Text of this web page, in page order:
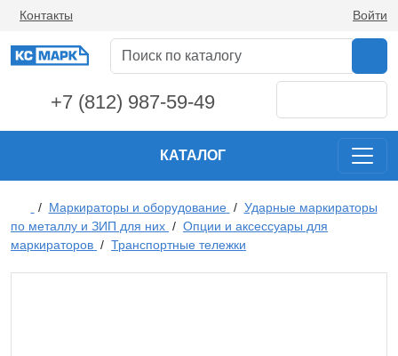
Контакты Войти
+7 (812) 987-59-49
КАТАЛОГ
/ Маркираторы и оборудование / Ударные маркираторы
по металлу и ЗИП для них / Опции и аксессуары для
маркираторов / Транспортные тележки